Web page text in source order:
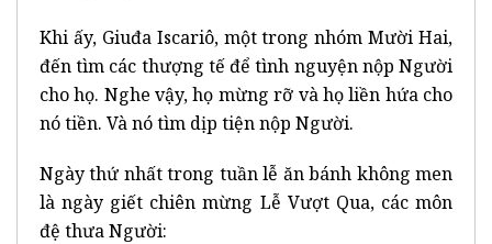
Khi ấy, Giuđa Iscariô, một trong nhóm Mười Hai,
đến tìm các thượng tế để tình nguyện nộp Người
cho họ. Nghe vậy, họ mừng rỡ và họ liền hứa cho
nó tiền. Và nó tìm dịp tiện nộp Người.
Ngày thứ nhất trong tuần lễ ăn bánh không men
là ngày giết chiên mừng Lễ Vượt Qua, các môn
đệ thưa Người: